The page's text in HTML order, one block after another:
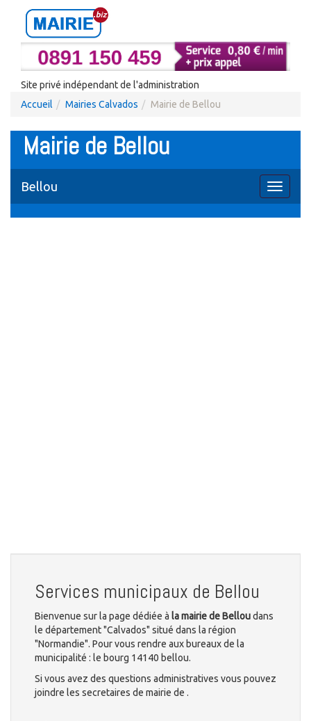
Site privé indépendant de l'administration
Accueil
Mairies Calvados Mairie de Bellou
Mairie de Bellou
Toggle
Bellou
Services municipaux de Bellou
Bienvenue sur la page dédiée à la mairie de Belloudans
le département "Calvados" situé dans la région
"Normandie". Pour vous rendre aux bureaux de la
municipalité : le bourg 14140 bellou.
Si vous avez des questions administratives vous pouvez
joindre les secretaires de mairie de .